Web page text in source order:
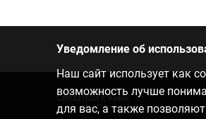
Уведомление об
Наш сайт использует как
возможность лучше
для вас, а также
Связаться с нами